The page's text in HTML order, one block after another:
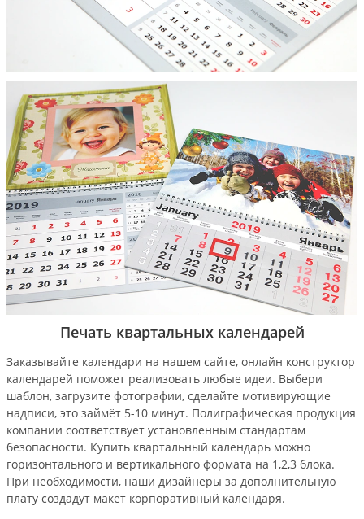
Печать квартальных календарей
Заказывайте календари на нашем сайте, онлайн конструктор
календарей поможет реализовать любые идеи. Выбери
шаблон, загрузите фотографии, сделайте мотивирующие
надписи, это займёт 5-10 минут. Полиграфическая продукция
компании соответствует установленным стандартам
безопасности. Купить квартальный календарь можно
горизонтального и вертикального формата на 1,2,3 блока.
При необходимости, наши дизайнеры за дополнительную
плату создадут макет корпоративный календаря.